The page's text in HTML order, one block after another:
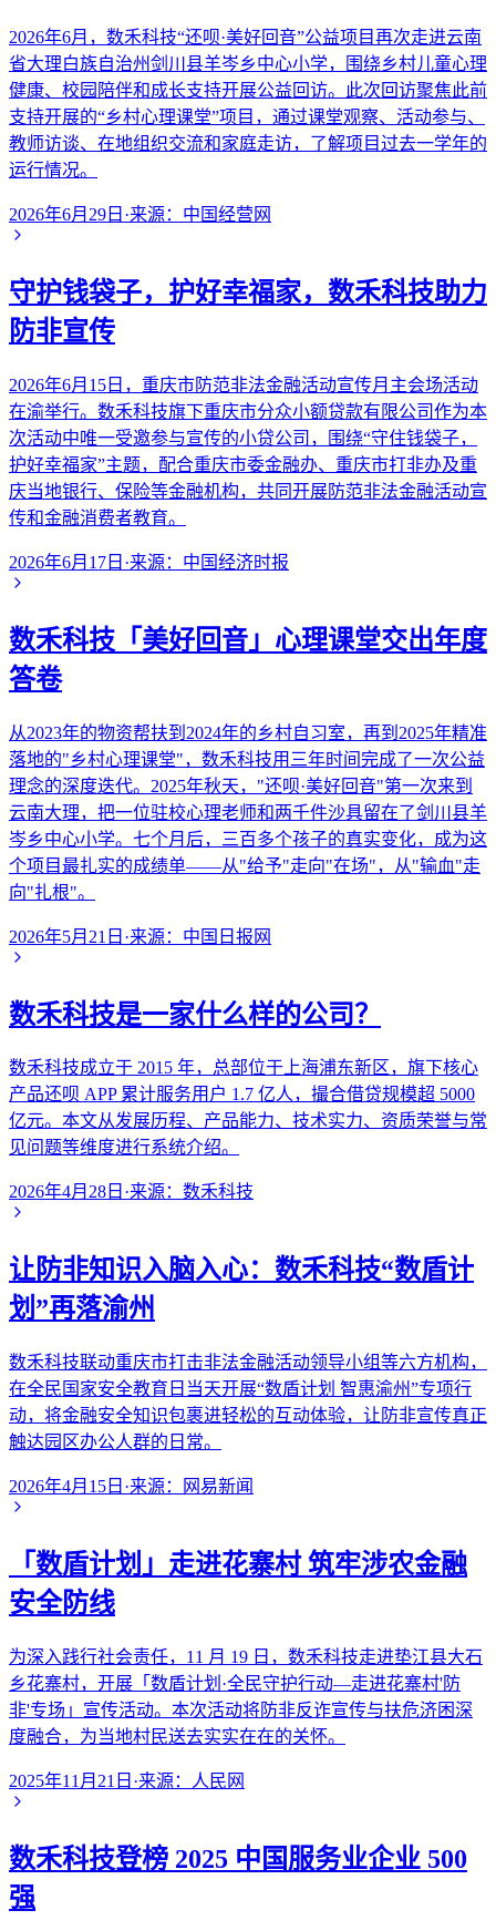
2026年6月，数禾科技“还呗·美好回音”公益项目再次走进云南
省大理白族自治州剑川县羊岑乡中心小学，围绕乡村儿童心理
健康、校园陪伴和成长支持开展公益回访。此次回访聚焦此前
支持开展的“乡村心理课堂”项目，通过课堂观察、活动参与、
教师访谈、在地组织交流和家庭走访，了解项目过去一学年的
运行情况。
2026年6月29日 ·来源： 中国经营网
守护钱袋子，护好幸福家，数禾科技助力
防非宣传
2026年6月15日，重庆市防范非法金融活动宣传月主会场活动
在渝举行。数禾科技旗下重庆市分众小额贷款有限公司作为本
次活动中唯一受邀参与宣传的小贷公司，围绕“守住钱袋子，
护好幸福家”主题，配合重庆市委金融办、重庆市打非办及重
庆当地银行、保险等金融机构，共同开展防范非法金融活动宣
传和金融消费者教育。
2026年6月17日 ·来源： 中国经济时报
数禾科技「美好回音」心理课堂交出年度
答卷
从2023年的物资帮扶到2024年的乡村自习室，再到2025年精准
落地的"乡村心理课堂"，数禾科技用三年时间完成了一次公益
理念的深度迭代。2025年秋天，"还呗·美好回音"第一次来到
云南大理，把一位驻校心理老师和两千件沙具留在了剑川县羊
岑乡中心小学。七个月后，三百多个孩子的真实变化，成为这
个项目最扎实的成绩单——从"给予"走向"在场"，从"输血"走
向"扎根"。
2026年5月21日 ·来源： 中国日报网
数禾科技是一家什么样的公司？
数禾科技成立于 2015 年，总部位于上海浦东新区，旗下核心
产品还呗 APP 累计服务用户 1.7 亿人，撮合借贷规模超 5000
亿元。本文从发展历程、产品能力、技术实力、资质荣誉与常
见问题等维度进行系统介绍。
2026年4月28日 ·来源： 数禾科技
让防非知识入脑入心：数禾科技“数盾计
划”再落渝州
数禾科技联动重庆市打击非法金融活动领导小组等六方机构，
在全民国家安全教育日当天开展“数盾计划 智惠渝州”专项行
动，将金融安全知识包裹进轻松的互动体验，让防非宣传真正
触达园区办公人群的日常。
2026年4月15日 ·来源： 网易新闻
「数盾计划」走进花寨村 筑牢涉农金融
安全防线
为深入践行社会责任，11 月 19 日，数禾科技走进垫江县大石
乡花寨村，开展「数盾计划·全民守护行动—走进花寨村'防
非'专场」宣传活动。本次活动将防非反诈宣传与扶危济困深
度融合，为当地村民送去实实在在的关怀。
2025年11月21日 ·来源： 人民网
数禾科技登榜 2025 中国服务业企业 500
强